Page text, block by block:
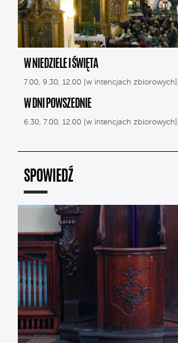
W NIEDZIELE I ŚWIĘTA
7.00, 9.30, 12.00 [w intencjach
W DNI POWSZEDNIE
6.30, 7.00, 12.00 [w intencjach
SPOWIEDŹ